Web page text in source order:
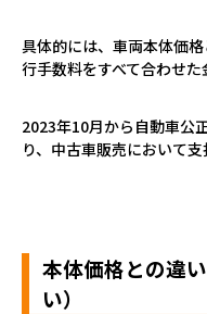
具体的には、車両本体価
行手数料をすべて合わせた
2023年10月から自動車公
り、中古車販売において
本体価格との違
い）